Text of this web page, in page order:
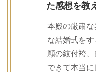
た感想を教
本殿の厳粛
な結婚式を
願の紋付袴
できて本当